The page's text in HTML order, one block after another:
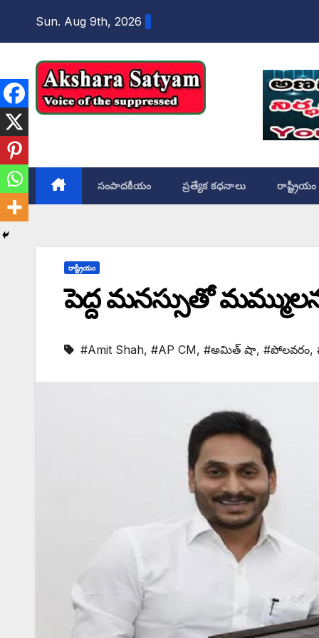
Sun. Aug 9th, 2026
సంపాదకీయం ప్రత్యేక కధనాలు రాష్ట్రీయం
రాష్ట్రీయం
పెద్ద మనస్సుతో
#Amit Shah, #AP CM, #అమిత్ షా, #పోలవరం,